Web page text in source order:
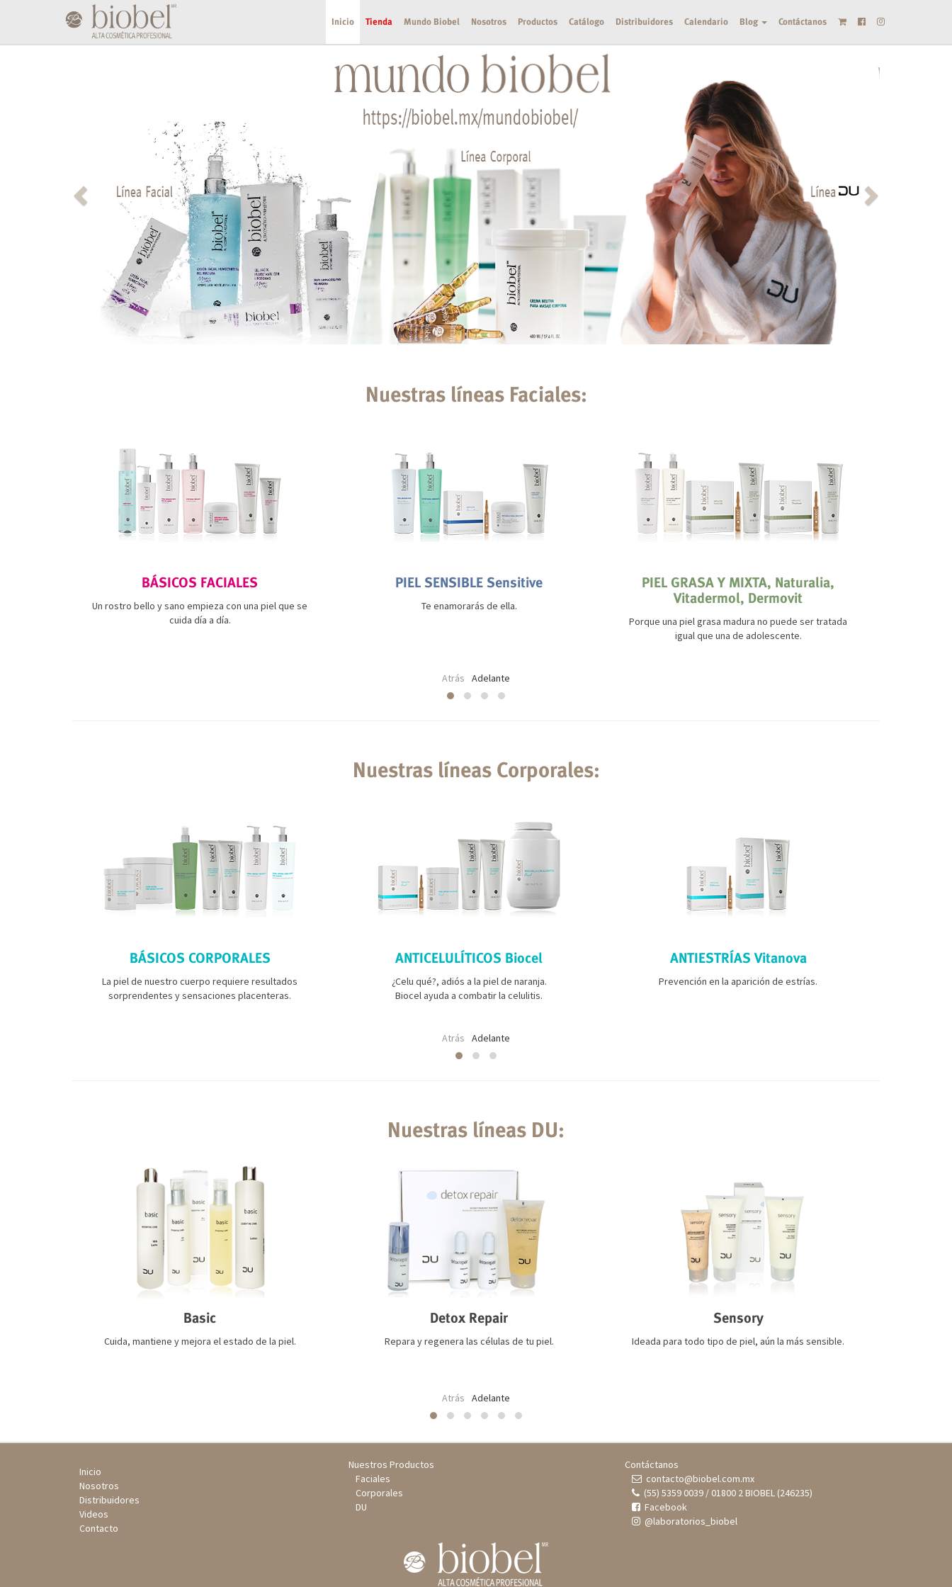
Inicio Tienda Mundo Biobel Nosotros Productos Catálogo Distribuidores Calendario Blog Contáctanos
Nuestras líneas Faciales:
BÁSICOS FACIALES
Un rostro bello y sano empieza con una piel que se
cuida día a día.
PIEL SENSIBLE Sensitive
Te enamorarás de ella.
PIEL GRASA Y MIXTA, Naturalia,
Vitadermol, Dermovit
Porque una piel grasa madura no puede ser tratada
igual que una de adolescente.
Atrás Adelante
Nuestras líneas Corporales:
BÁSICOS CORPORALES
La piel de nuestro cuerpo requiere resultados
sorprendentes y sensaciones placenteras.
ANTICELULÍTICOS Biocel
¿Celu qué?, adiós a la piel de naranja.
Biocel ayuda a combatir la celulitis.
ANTIESTRÍAS Vitanova
Prevención en la aparición de estrías.
Atrás Adelante
Nuestras líneas DU:
Basic
Cuida, mantiene y mejora el estado de la piel.
Detox Repair
Repara y regenera las células de tu piel.
Sensory
Ideada para todo tipo de piel, aún la más sensible.
Atrás Adelante
Inicio
Nosotros
Distribuidores
Videos
Contacto
Nuestros Productos
Faciales
Corporales
DU
Contáctanos
contacto@biobel.com.mx
(55) 5359 0039 / 01800 2 BIOBEL (246235)
Facebook
@laboratorios_biobel